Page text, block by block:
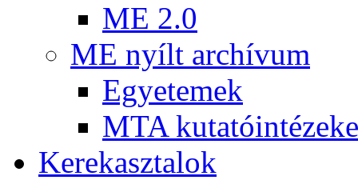
ME 2.0
ME nyílt archívum
Egyetemek
MTA
Kerekasztalok